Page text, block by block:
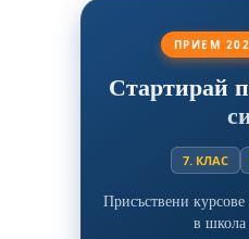
ПРИЕМ
Стартирай
7. КЛАС
Присъствени курсове
в